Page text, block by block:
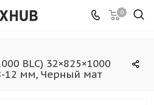
0
BLC) 32×825×1000
12 мм, Черный мат